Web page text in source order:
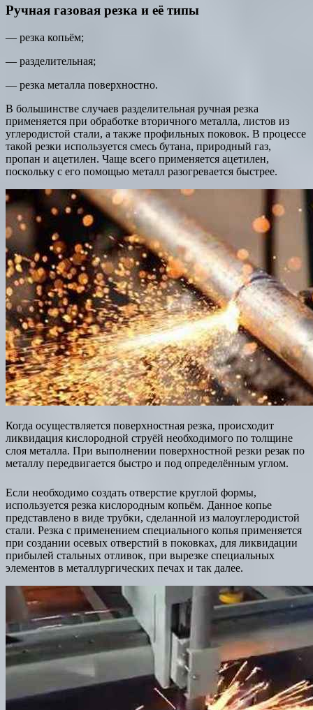
Ручная газовая резка и её типы
— резка копьём;
— разделительная;
— резка металла поверхностно.
В большинстве случаев разделительная ручная резка
применяется при обработке вторичного металла, листов из
углеродистой стали, а также профильных поковок. В процессе
такой резки используется смесь бутана, природный газ,
пропан и ацетилен. Чаще всего применяется ацетилен,
поскольку с его помощью металл разогревается быстрее.
Когда осуществляется поверхностная резка, происходит
ликвидация кислородной струёй необходимого по толщине
слоя металла. При выполнении поверхностной резки резак по
металлу передвигается быстро и под определённым углом.
Если необходимо создать отверстие круглой формы,
используется резка кислородным копьём. Данное копье
представлено в виде трубки, сделанной из малоуглеродистой
стали. Резка с применением специального копья применяется
при создании осевых отверстий в поковках, для ликвидации
прибылей стальных отливок, при вырезке специальных
элементов в металлургических печах и так далее.